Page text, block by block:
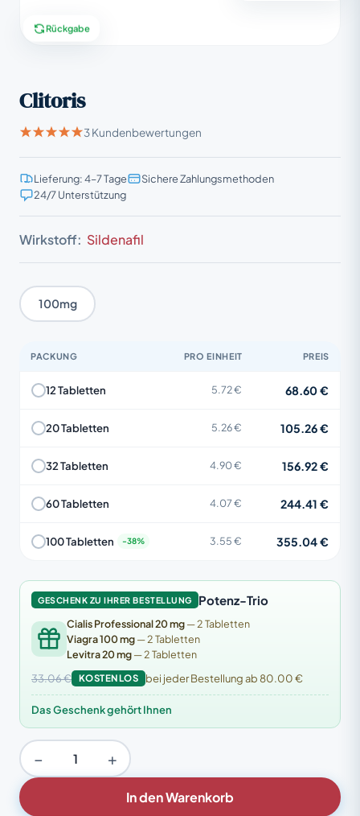
Rückgabe
Clitoris
3 Kundenbewertungen
Lieferung: 4–7 Tage
Sichere Zahlungsmethoden
24/7 Unterstützung
Wirkstoff: Sildenafil
100mg
PACKUNG PRO EINHEIT PREIS
12 Tabletten 5.72 € 68.60 €
20 Tabletten 5.26 € 105.26 €
32 Tabletten 4.90 € 156.92 €
60 Tabletten 4.07 € 244.41 €
100 Tabletten 3.55 € 355.04 €
GESCHENK ZU IHRER BESTELLUNG Potenz-Trio
Cialis Professional 20 mg— 2 Tabletten
Viagra 100 mg— 2 Tabletten
Levitra 20 mg— 2 Tabletten
33.06 € KOSTENLOS bei jeder Bestellung ab 80.00 €
Das Geschenk gehört Ihnen
− +
In den Warenkorb